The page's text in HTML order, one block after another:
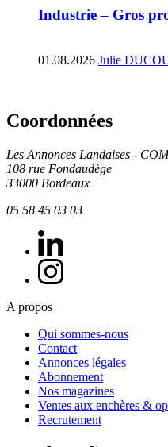
Industrie – Gros
01.08.2026 Julie
Coordonnées
Les Annonces Landaises -
108 rue Fondaudège
33000 Bordeaux
05 58 45 03 03
A propos
Qui sommes-nous
Contact
Annonces légales
Abonnement
Nos magazines
Ventes aux enchères &
Recrutement